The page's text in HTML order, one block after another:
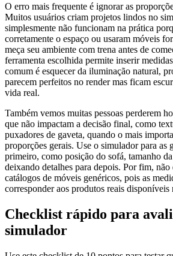
O erro mais frequente é ignorar as
Muitos usuários criam projetos lindos no
simplesmente não funcionam na prática
corretamente o espaço ou usaram móveis
meça seu ambiente com trena antes de
ferramenta escolhida permite inserir
comum é esquecer da iluminação natural,
parecem perfeitos no render mas ficam
vida real.
Também vemos muitas pessoas perderem
que não impactam a decisão final, como
puxadores de gaveta, quando o mais
proporções gerais. Use o simulador para as
primeiro, como posição do sofá, tamanho
deixando detalhes para depois. Por fim, não
catálogos de móveis genéricos, pois as
corresponder aos produtos reais disponíveis
Checklist rápido para
simulador